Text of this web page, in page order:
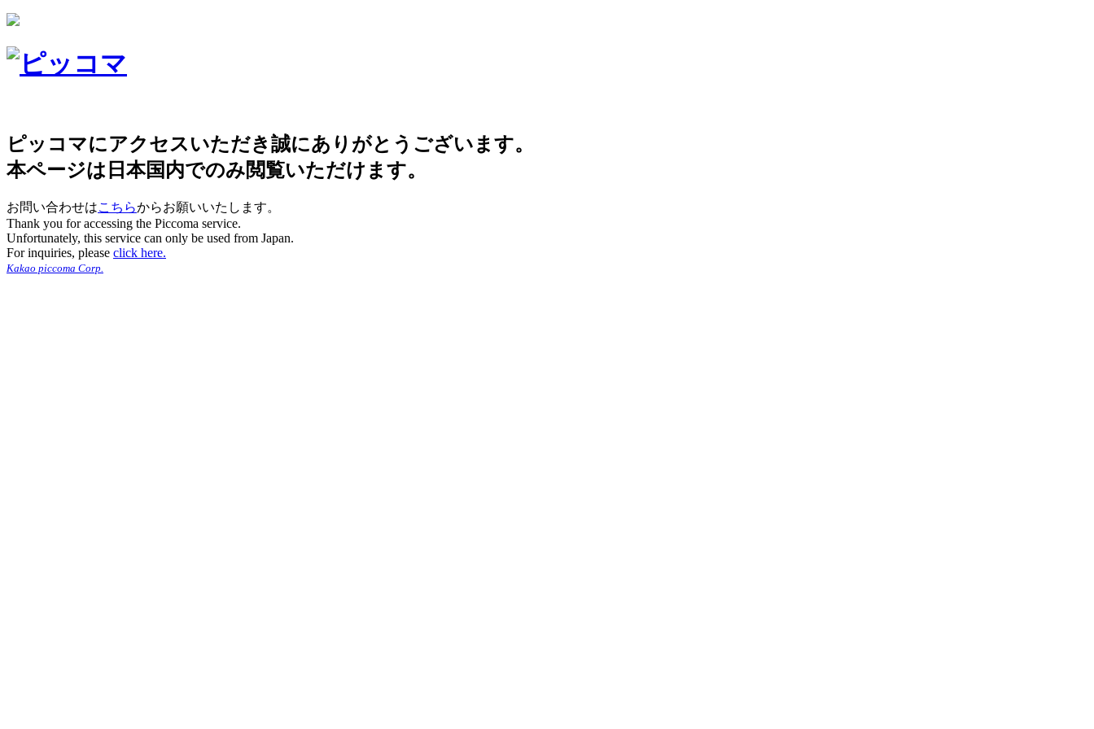
ピッコマにアクセスいただき誠にありがとうございます。
本ページは日本国内でのみ閲覧いただけます。
お問い合わせはこちらからお願いいたします。
Thank you for accessing the Piccoma service.
Unfortunately, this service can only be used from Japan.
For inquiries, please click here.
Kakao piccoma Corp.